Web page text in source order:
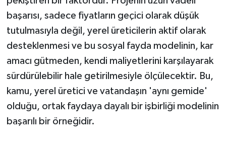
başarısı, sadece fiyatların geçici olarak düşük
tutulmasıyla değil, yerel üreticilerin aktif olarak
desteklenmesi ve bu sosyal fayda modelinin, kar
amacı gütmeden, kendi maliyetlerini karşılayarak
sürdürülebilir hale getirilmesiyle ölçülecektir. Bu,
kamu, yerel üretici ve vatandaşın 'aynı gemide'
olduğu, ortak faydaya dayalı bir işbirliği modelinin
başarılı bir örneğidir.